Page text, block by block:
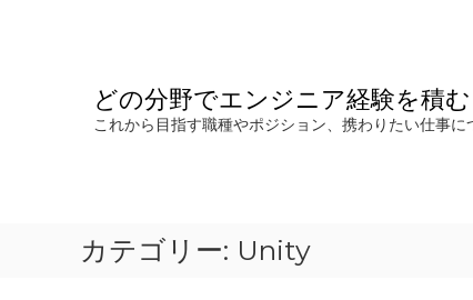
どの分野でエンジニア経験を積む
これから目指す職種やポジション、携わりたい仕事
カテゴリー: Unity